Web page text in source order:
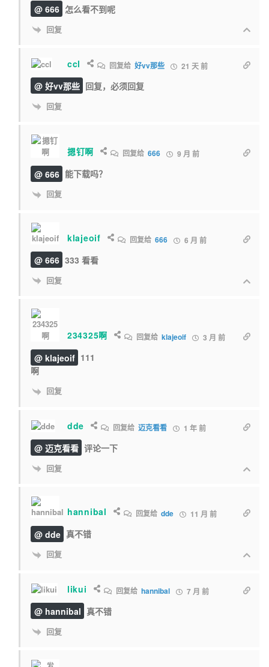
@ 666 怎么看不到呢
回复
ccl 回复给好vv那些 21 天 前
@ 好vv那些 回复，必须回复
回复
摁钉啊 回复给666 9 月 前
@ 666 能下载吗？
回复
klajeoif 回复给 666 6 月 前
@ 666 333 看看
回复
234325啊 回复给 klajeoif 3 月 前
@ klajeoif 111
啊
回复
dde 回复给迈克看看 1 年 前
@ 迈克看看 评论一下
回复
hannibal 回复给 dde 11 月 前
@ dde 真不错
回复
likui 回复给 hannibal 7 月 前
@ hannibal 真不错
回复